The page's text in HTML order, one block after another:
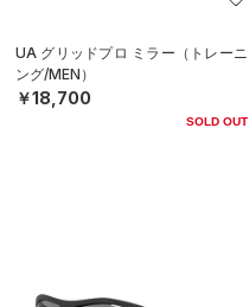
UA グリッドプロ ミラー（トレーニ
ング/MEN）
￥18,700
SOLD OUT